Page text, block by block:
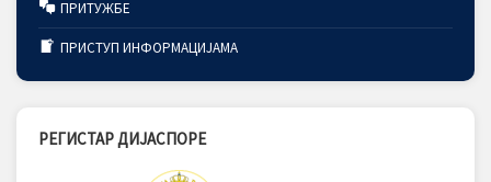
ПРИТУЖБЕ
ПРИСТУП ИНФОРМАЦИЈАМА
РЕГИСТАР ДИЈАСПОРЕ